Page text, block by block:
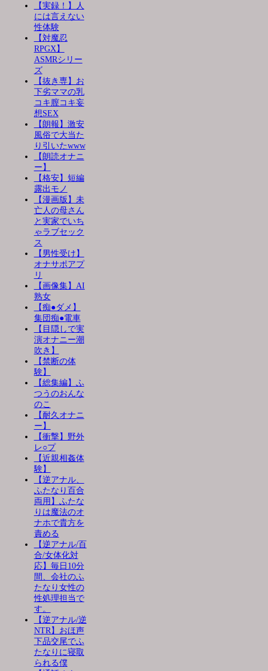
【実録！】人
には言えない
性体験
【対魔忍
RPGX】
ASMRシリー
ズ
【抜き専】お
下劣ママの乳
コキ膣コキ妄
想SEX
【朗報】激安
風俗で大当た
り引いたwww
【朗読オナニ
ー】
【格安】短編
露出モノ
【漫画版】未
亡人の母さん
と実家でいち
ゃラブセック
ス
【男性受け】
オナサポアプ
リ
【画像集】AI
熟女
【痴●ダメ】
集団痴●電車
【目隠しで実
演オナニー潮
吹き】
【禁断の体
験】
【総集編】ふ
つうのおんな
のこ
【耐久オナニ
ー】
【衝撃】野外
レ○プ
【近親相姦体
験】
【逆アナル、
ふたなり百合
両用】ふたな
りは魔法のオ
ナホで貴方を
責める
【逆アナル/百
合/女体化対
応】毎日10分
間、会社のふ
たなり女性の
性処理担当で
す。
【逆アナル/逆
NTR】おほ声
下品交尾でふ
たなりに寝取
られる僕